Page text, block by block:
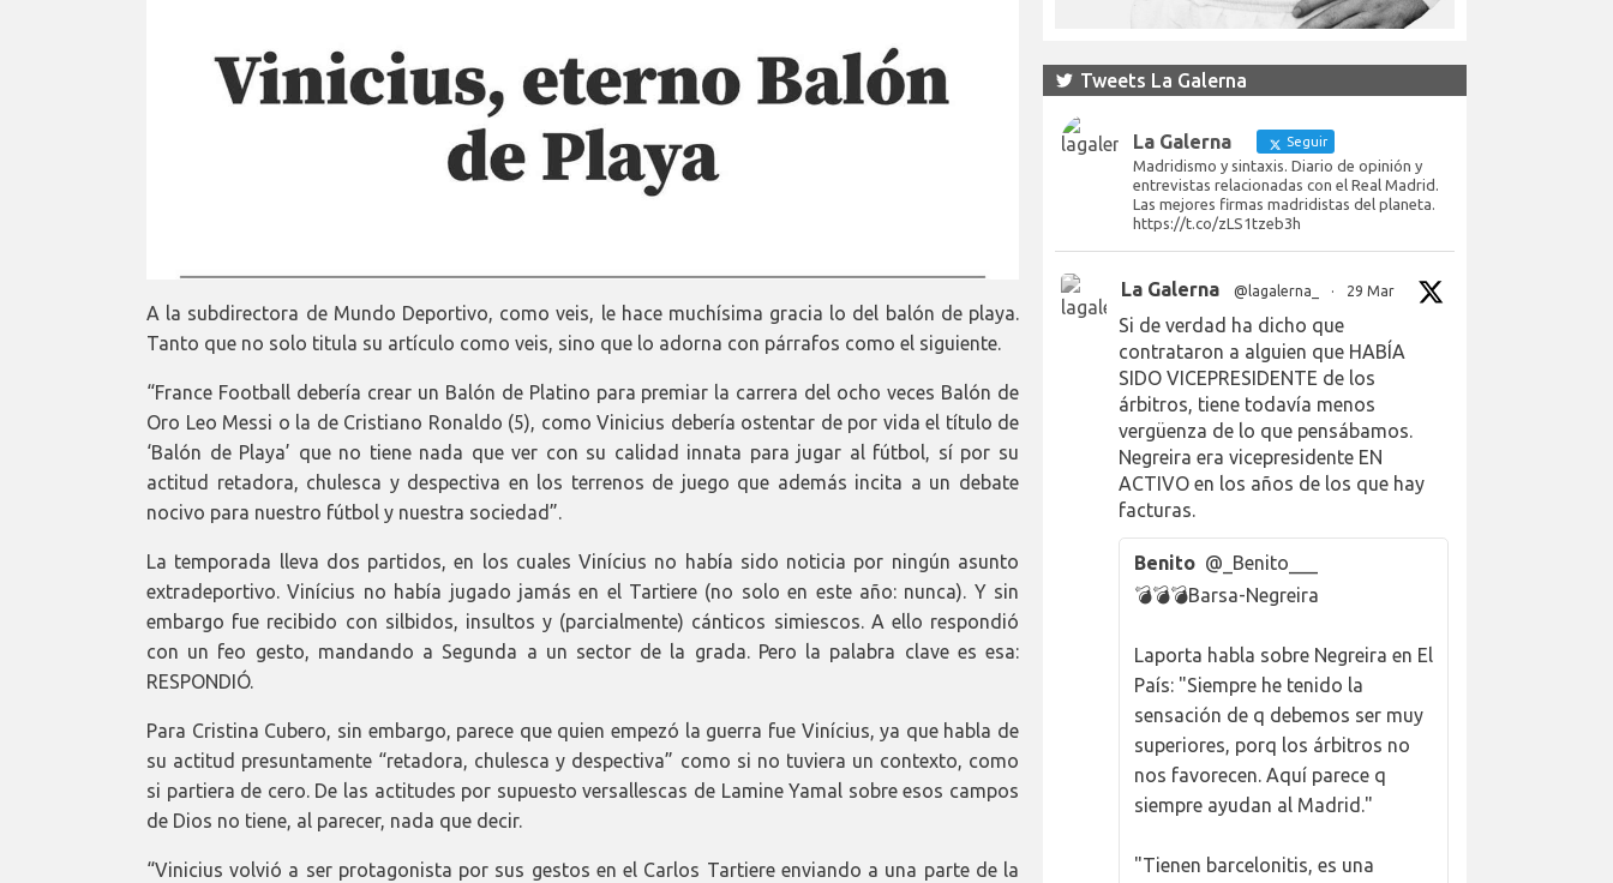
A la subdirectora de Mundo Deportivo, como veis, le hace muchísima gracia lo del balón de playa.
Tanto que no solo titula su artículo como veis, sino que lo adorna con párrafos como el siguiente.
“France Football debería crear un Balón de Platino para premiar la carrera del ocho veces Balón de
Oro Leo Messi o la de Cristiano Ronaldo (5), como Vinicius debería ostentar de por vida el título de
‘Balón de Playa’ que no tiene nada que ver con su calidad innata para jugar al fútbol, sí por su
actitud retadora, chulesca y despectiva en los terrenos de juego que además incita a un debate
nocivo para nuestro fútbol y nuestra sociedad”.
La temporada lleva dos partidos, en los cuales Vinícius no había sido noticia por ningún asunto
extradeportivo. Vinícius no había jugado jamás en el Tartiere (no solo en este año: nunca). Y sin
embargo fue recibido con silbidos, insultos y (parcialmente) cánticos simiescos. A ello respondió
con un feo gesto, mandando a Segunda a un sector de la grada. Pero la palabra clave es esa:
RESPONDIÓ.
Para Cristina Cubero, sin embargo, parece que quien empezó la guerra fue Vinícius, ya que habla de
su actitud presuntamente “retadora, chulesca y despectiva” como si no tuviera un contexto, como
si partiera de cero. De las actitudes por supuesto versallescas de Lamine Yamal sobre esos campos
de Dios no tiene, al parecer, nada que decir.
“Vinicius volvió a ser protagonista por sus gestos en el Carlos Tartiere enviando a una parte de la
Tweets La Galerna
La Galerna Seguir
Madridismo y sintaxis. Diario de opinión y
entrevistas relacionadas con el Real Madrid.
Las mejores firmas madridistas del planeta.
https://t.co/zLS1tzeb3h
La Galerna @lagalerna_ · 29 Mar
Si de verdad ha dicho que
contrataron a alguien que HABÍA
SIDO VICEPRESIDENTE de los
árbitros, tiene todavía menos
vergüenza de lo que pensábamos.
Negreira era vicepresidente EN
ACTIVO en los años de los que hay
facturas.
Benito @_Benito___
💣💣💣Barsa-Negreira
Laporta habla sobre Negreira en El
País: "Siempre he tenido la
sensación de q debemos ser muy
superiores, porq los árbitros no
nos favorecen. Aquí parece q
siempre ayudan al Madrid."
"Tienen barcelonitis, es una